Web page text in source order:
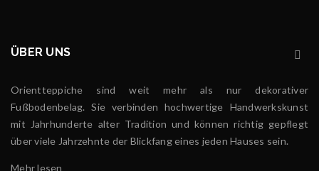
ÜBER UNS
Orientteppiche sind weit mehr als nur dekorativer
Fußbodenbelag. Sie verbinden hochwertige Handwerkskunst
mit Jahrhunderte alter Tradition und können richtig gepflegt
über viele Jahrzehnte der Blickfang eines jeden Hauses sein.
Mehr lesen